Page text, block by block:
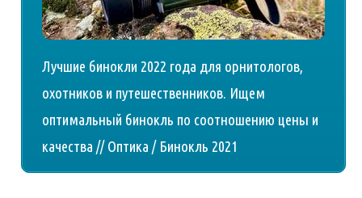
Лучшие бинокли 2022 года для орнитологов,
охотников и путешественников. Ищем
оптимальный бинокль по соотношению цены и
качества // Оптика / Бинокль 2021